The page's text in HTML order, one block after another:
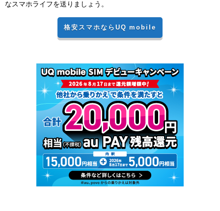
なスマホライフを送りましょう。
格安スマホならUQ mobile